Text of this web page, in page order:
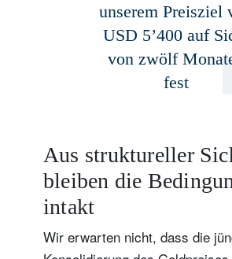
unserem Preisziel
USD 5’400 auf
von zwölf
fest
Aus struktureller
bleiben die
intakt
Wir erwarten nicht, dass die